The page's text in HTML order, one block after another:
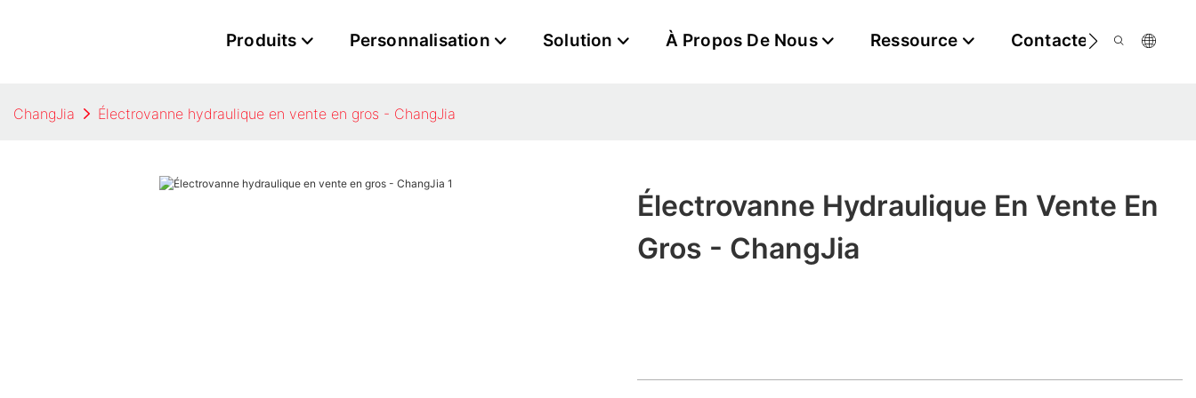
Produits Personnalisation Solution À Propos De Nous Ressource Contactez-Nous
ChangJia Électrovanne hydraulique en vente en gros - ChangJia
Électrovanne Hydraulique En Vente En
Gros - ChangJia